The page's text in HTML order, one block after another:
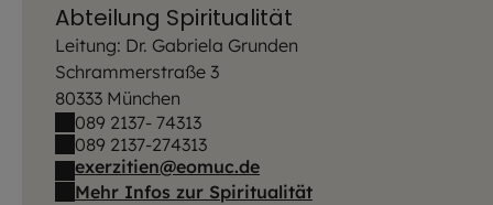
Abteilung Spiritualität
Leitung: Dr. Gabriela Grunden
Schrammerstraße 3
80333 München
089 2137- 74313
089 2137-274313
exerzitien@eomuc.de
Mehr Infos zur Spiritualität